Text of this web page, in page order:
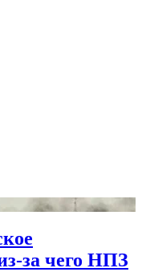
за чего НПЗ